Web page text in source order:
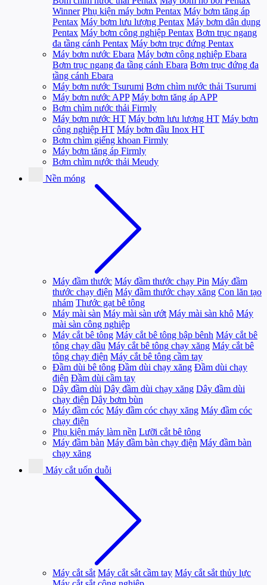
Winner Phụ kiện máy bơm Pentax Máy bơm tăng áp
Pentax Máy bơm lưu lượng Pentax Máy bơm dân dụng
Pentax Máy bơm công nghiệp Pentax Bơm trục ngang
đa tầng cánh Pentax Máy bơm trục đứng Pentax
Máy bơm nước Ebara Máy bơm công nghiệp Ebara
Bơm trục ngang đa tầng cánh Ebara Bơm trục đứng đa
tầng cánh Ebara
Máy bơm nước Tsurumi Bơm chìm nước thải Tsurumi
Máy bơm nước APP Máy bơm tăng áp APP
Bơm chìm nước thải Firmly
Máy bơm nước HT Máy bơm lưu lượng HT Máy bơm
công nghiệp HT Máy bơm đầu Inox HT
Bơm chìm giếng khoan Firmly
Máy bơm tăng áp Firmly
Bơm chìm nước thải Meudy
Nền móng
Máy đầm thước Máy đầm thước chạy Pin Máy đầm
thước chạy điện Máy đầm thước chạy xăng Con lăn tạo
nhám Thước gạt bê tông
Máy mài sàn Máy mài sàn ướt Máy mài sàn khô Máy
mài sàn công nghiệp
Máy cắt bê tông Máy cắt bê tông bập bênh Máy cắt bê
tông chạy dầu Máy cắt bê tông chạy xăng Máy cắt bê
tông chạy điện Máy cắt bê tông cầm tay
Đầm dùi bê tông Đầm dùi chạy xăng Đầm dùi chạy
điện Đầm dùi cầm tay
Dây đầm dùi Dây đầm dùi chạy xăng Dây đầm dùi
chạy điện Dây bơm bùn
Máy đầm cóc Máy đầm cóc chạy xăng Máy đầm cóc
chạy điện
Phụ kiện máy làm nền Lưỡi cắt bê tông
Máy đầm bàn Máy đầm bàn chạy điện Máy đầm bàn
chạy xăng
Máy cắt uốn duỗi
Máy cắt sắt Máy cắt sắt cầm tay Máy cắt sắt thủy lực